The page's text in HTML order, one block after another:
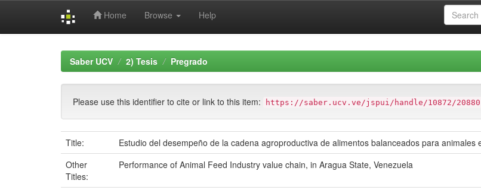
Home Browse Help
Saber UCV 2) Tesis Pregrado
Please use this identifier to cite or link to this item: https://saber.ucv.ve/jspui/handle/10872/20880
Title:
Estudio del desempeño de la cadena agroproductiva de alimentos balanceados para animales
Other
Titles:
Performance of Animal Feed Industry value chain, in Aragua State, Venezuela